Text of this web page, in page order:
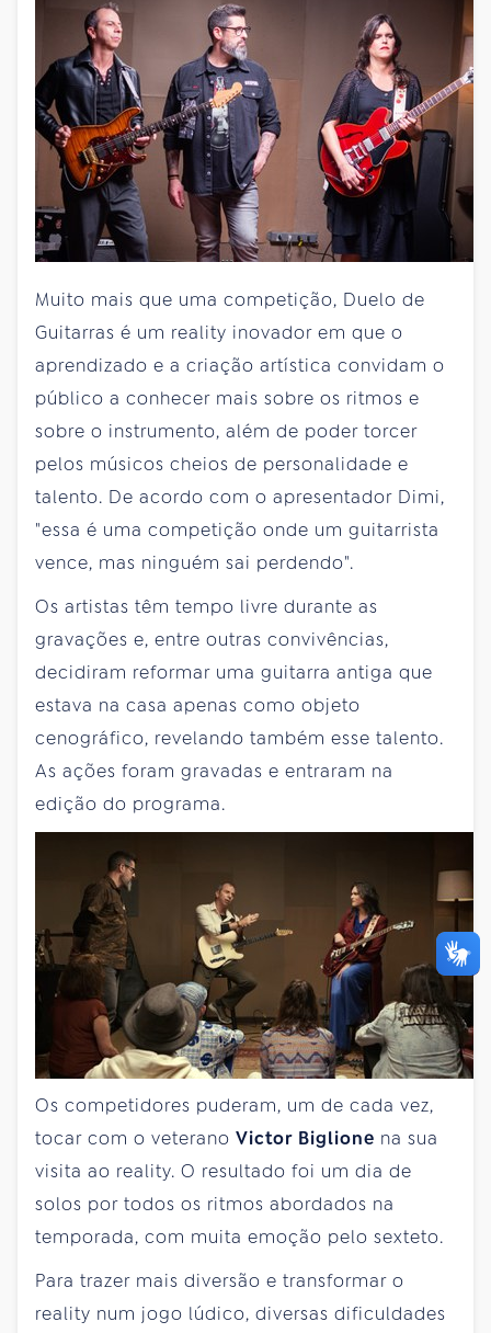
Muito mais que uma competição, Duelo de
Guitarras é um reality inovador em que o
aprendizado e a criação artística convidam o
público a conhecer mais sobre os ritmos e
sobre o instrumento, além de poder torcer
pelos músicos cheios de personalidade e
talento. De acordo com o apresentador Dimi,
"essa é uma competição onde um guitarrista
vence, mas ninguém sai perdendo".
Os artistas têm tempo livre durante as
gravações e, entre outras convivências,
decidiram reformar uma guitarra antiga que
estava na casa apenas como objeto
cenográfico, revelando também esse talento.
As ações foram gravadas e entraram na
edição do programa.
Os competidores puderam, um de cada vez,
tocar com o veterano Victor Biglione na sua
visita ao reality. O resultado foi um dia de
solos por todos os ritmos abordados na
temporada, com muita emoção pelo sexteto.
Para trazer mais diversão e transformar o
reality num jogo lúdico, diversas dificuldades